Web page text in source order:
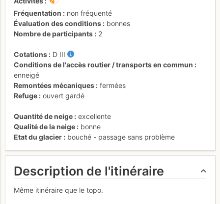
Fréquentation
non fréquenté
Évaluation des conditions
bonnes
Nombre de participants
2
Cotations D III
Conditions de l'accès routier / transports en commun
enneigé
Remontées mécaniques
fermées
Refuge
ouvert gardé
Quantité de neige
excellente
Qualité de la neige
bonne
Etat du glacier
bouché - passage sans problème
Description de l'itinéraire
Même itinéraire que le topo.